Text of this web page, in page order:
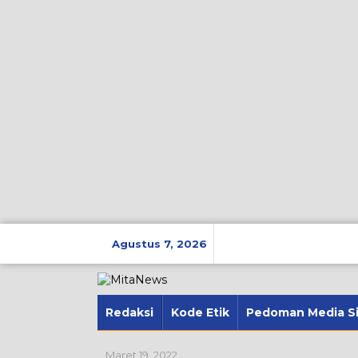
Agustus 7, 2026
Redaksi Kode Etik Pedoman Media
Maret 19, 2022